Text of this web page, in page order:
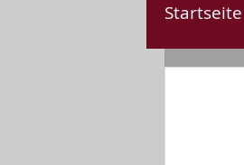
Startseite